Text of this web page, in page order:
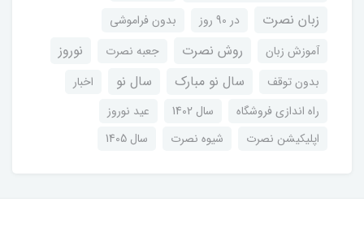
زبان نصرت در 90 روز
بدون فراموشی
آموزش زبان
روش نصرت جعبه نصرت نوروز
بدون توقف سال نو مبارک سال نو
اخبار
راه اندازی فروشگاه
سال 1402
عید نوروز
اپلیکیشن نصرت
شیوه نصرت سال 1405